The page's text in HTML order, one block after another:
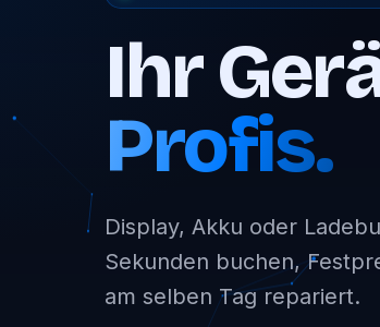
Ihr
Profis.
Display, Akku oder
Sekunden buchen,
am selben Tag repariert.